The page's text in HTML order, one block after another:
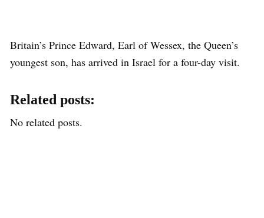
Britain’s Prince Edward, Earl of Wessex, the Queen’s
youngest son, has arrived in Israel for a four-day visit.
Related posts:
No related posts.